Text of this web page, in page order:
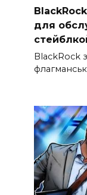
для
BlackRock